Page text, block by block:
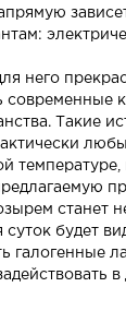
него
Такие
станет
будет